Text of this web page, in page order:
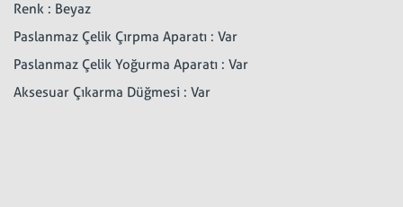
Renk : Beyaz
Paslanmaz Çelik Çırpma Aparatı : Var
Paslanmaz Çelik Yoğurma Aparatı : Var
Aksesuar Çıkarma Düğmesi : Var